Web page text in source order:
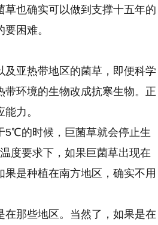
也确实可以做到支撑十五年的
困难。
亚热带地区的菌草，即便科学
环境的生物改成抗寒生物。正
力。
5℃的时候，巨菌草就会停止生
度要求下，如果巨菌草出现在
是种植在南方地区，确实不用
那些地区。当然了，如果是在